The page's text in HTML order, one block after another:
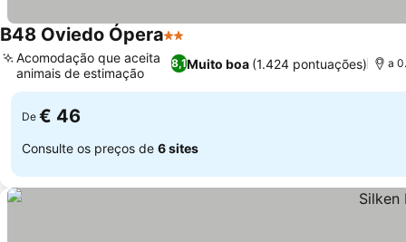
B48 Oviedo Ópera2 Estrelas
8,1Muito boa (1.424 pontuações)
Acomodação que aceita
animais de estimação
a
De € 46
Consulte os preços de 6 sites